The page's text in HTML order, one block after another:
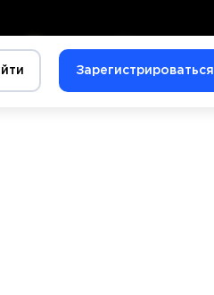
Зарегистрироваться